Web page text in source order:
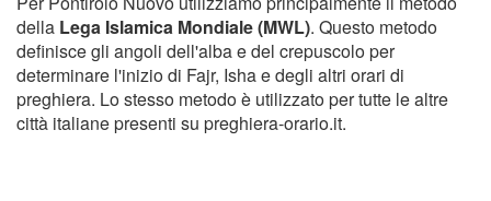
della Lega Islamica Mondiale (MWL). Questo metodo
definisce gli angoli dell'alba e del crepuscolo per
determinare l'inizio di Fajr, Isha e degli altri orari di
preghiera. Lo stesso metodo è utilizzato per tutte le altre
città italiane presenti su preghiera-orario.it.